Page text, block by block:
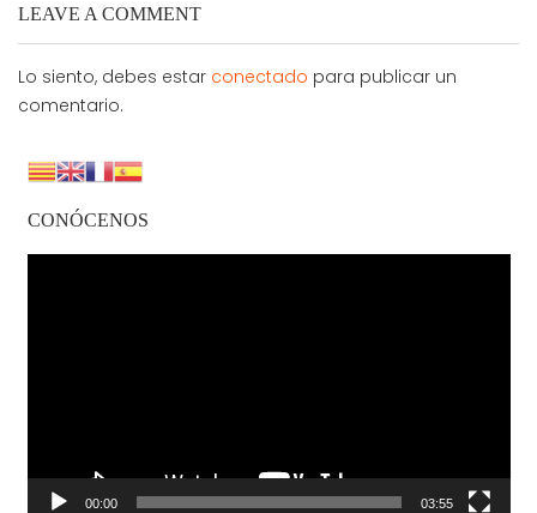
LEAVE A COMMENT
Lo siento, debes estar conectado para publicar un
comentario.
CONÓCENOS
00:00 03:55